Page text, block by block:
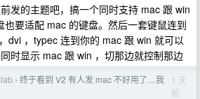
发的主题吧，搞一个同时支持 mac 跟 win
也要适配 mac 的键盘。然后一套键鼠连到
dvi ，typec 连到你的 mac 跟 win 就可以
时显示 mac 跟 win ，切那边就控制那边
› 终于看到 V2 有人发 mac 不好用了....我
1 天
前